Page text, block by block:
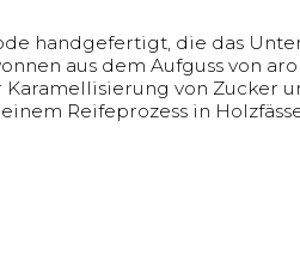
handgefertigt, die das
aus dem Aufguss von
von Zucker
Reifeprozess in